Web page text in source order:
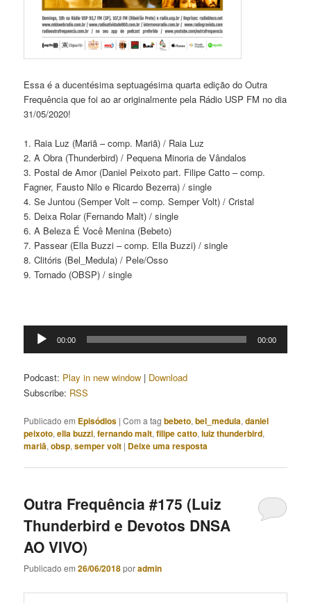
Essa é a ducentésima septuagésima quarta edição do Outra
Frequência que foi ao ar originalmente pela Rádio USP FM no dia
31/05/2020!
1. Raia Luz (Mariã – comp. Mariã) / Raia Luz
2. A Obra (Thunderbird) / Pequena Minoria de Vândalos
3. Postal de Amor (Daniel Peixoto part. Filipe Catto – comp.
Fagner, Fausto Nilo e Ricardo Bezerra) / single
4. Se Juntou (Semper Volt – comp. Semper Volt) / Cristal
5. Deixa Rolar (Fernando Malt) / single
6. A Beleza É Você Menina (Bebeto)
7. Passear (Ella Buzzi – comp. Ella Buzzi) / single
8. Clitóris (Bel_Medula) / Pele/Osso
9. Tornado (OBSP) / single
Tocador
00:00 00:00
Podcast: Play in new window | Download
Subscribe: RSS
Publicado em Episódios |Com a tagbebeto,bel_medula,daniel
peixoto,ella buzzi,fernando malt,filipe catto,luiz thunderbird,
mariã,obsp,semper volt | Deixe uma resposta
Outra Frequência #175 (Luiz
Thunderbird e Devotos DNSA
AO VIVO)
Publicado em26/06/2018poradmin